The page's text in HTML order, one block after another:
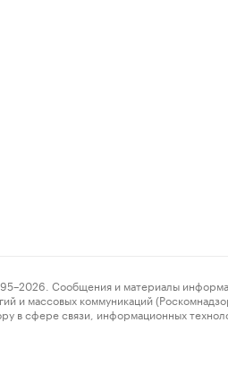
Сообщения и материалы
и массовых коммуникаций
в сфере связи, информационных